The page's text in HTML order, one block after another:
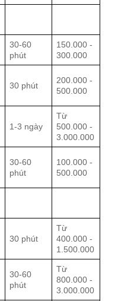
30-60
phút
150.000 -
300.000
30 phút
200.000 -
500.000
1-3 ngày
Từ
500.000 -
3.000.000
30-60
phút
100.000 -
500.000
30 phút
Từ
400.000 -
1.500.000
30-60
phút
Từ
800.000 -
3.000.000